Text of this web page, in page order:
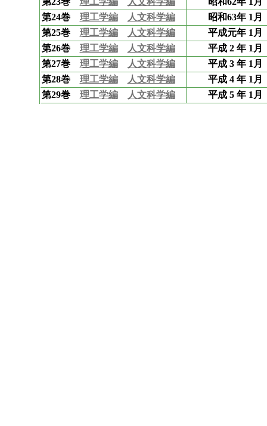
第24巻 理工学編 人文科学編
昭和63年 1月
第25巻 理工学編 人文科学編
平成元年 1月
第26巻 理工学編 人文科学編
平成 2 年 1月
第27巻 理工学編 人文科学編
平成 3 年 1月
第28巻 理工学編 人文科学編
平成 4 年 1月
第29巻 理工学編 人文科学編 平成 5 年 1月